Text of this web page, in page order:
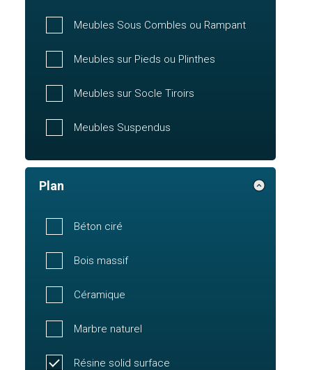
Meubles Sous Combles ou Rampant
Meubles sur Pieds ou Plinthes
Meubles sur Socle Tiroirs
Meubles Suspendus
Plan
Béton ciré
Bois massif
Céramique
Marbre naturel
Résine solid surface